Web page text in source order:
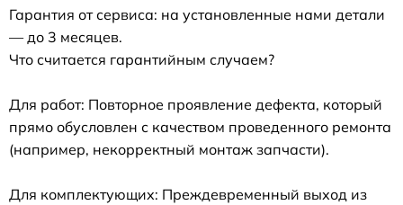
Гарантия от сервиса: на установленные нами детали
— до 3 месяцев.
Что считается гарантийным случаем?
Для работ: Повторное проявление дефекта, который
прямо обусловлен с качеством проведенного ремонта
(например, некорректный монтаж запчасти).
Для комплектующих: Преждевременный выход из